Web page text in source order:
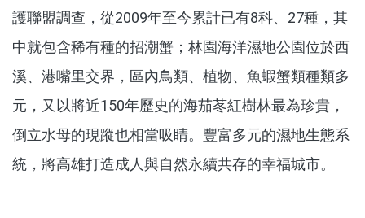
護聯盟調查，從2009年至今累計已有8科、27種，其
中就包含稀有種的招潮蟹；林園海洋濕地公園位於西
溪、港嘴里交界，區內鳥類、植物、魚蝦蟹類種類多
元，又以將近150年歷史的海茄苳紅樹林最為珍貴，
倒立水母的現蹤也相當吸睛。豐富多元的濕地生態系
統，將高雄打造成人與自然永續共存的幸福城市。